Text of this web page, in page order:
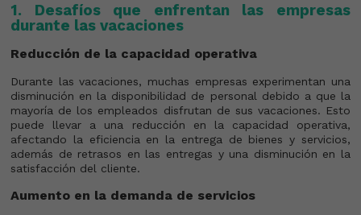
1. Desafíos que enfrentan las empresas
durante las vacaciones
Reducción de la capacidad operativa
Durante las vacaciones, muchas empresas experimentan una
disminución en la disponibilidad de personal debido a que la
mayoría de los empleados disfrutan de sus vacaciones. Esto
puede llevar a una reducción en la capacidad operativa,
afectando la eficiencia en la entrega de bienes y servicios,
además de retrasos en las entregas y una disminución en la
satisfacción del cliente.
Aumento en la demanda de servicios